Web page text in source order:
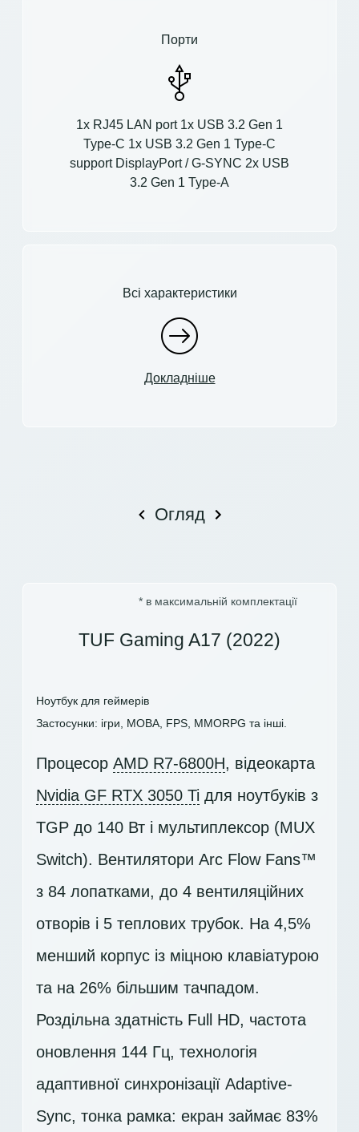
Порти
1x RJ45 LAN port 1x USB 3.2 Gen 1
Type-C 1x USB 3.2 Gen 1 Type-C
support DisplayPort / G-SYNC 2x USB
3.2 Gen 1 Type-A
Всі характеристики
Докладніше
Огляд
* в максимальній комплектації
TUF Gaming A17 (2022)
Ноутбук для геймерів
Застосунки: ігри, MOBA, FPS, MMORPG та інші.
Процесор AMD R7-6800H, відеокарта
Nvidia GF RTX 3050 Ti для ноутбуків з
TGP до 140 Вт і мультиплексор (MUX
Switch). Вентилятори Arc Flow Fans™
з 84 лопатками, до 4 вентиляційних
отворів і 5 теплових трубок. На 4,5%
менший корпус із міцною клавіатурою
та на 26% більшим тачпадом.
Роздільна здатність Full HD, частота
оновлення 144 Гц, технологія
адаптивної синхронізації Adaptive-
Sync, тонка рамка: екран займає 83%